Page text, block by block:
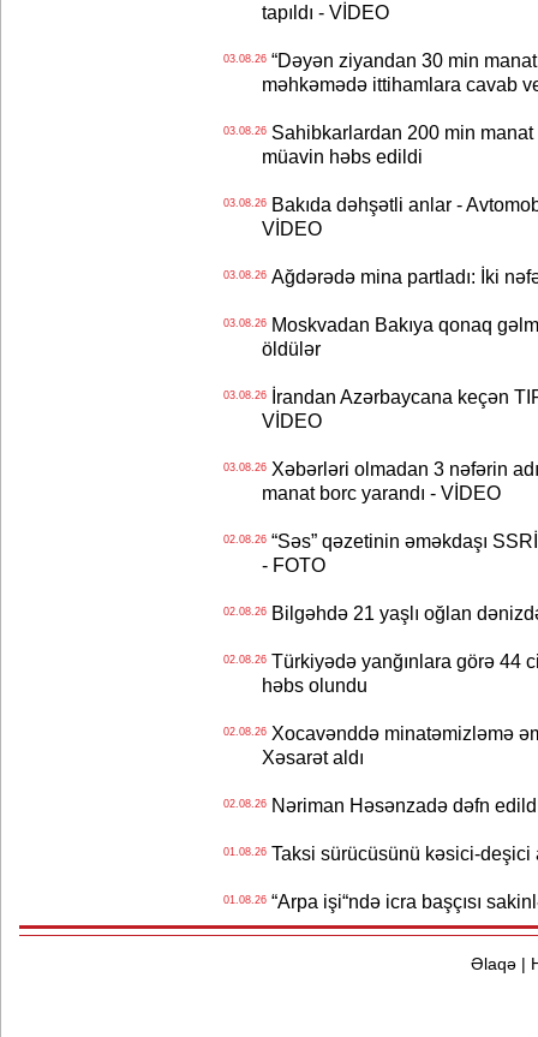
tapıldı - VİDEO
03.08.26“Dəyən ziyandan 30 min
məhkəmədə ittihamlara cavab
03.08.26Sahibkarlardan 200 min manat
müavin həbs edildi
03.08.26Bakıda dəhşətli anlar -
VİDEO
03.08.26Ağdərədə mina partladı: İki
03.08.26Moskvadan Bakıya qonaq
öldülər
03.08.26İrandan Azərbaycana keçən
VİDEO
03.08.26Xəbərləri olmadan 3 nəfərin
manat borc yarandı - VİDEO
02.08.26“Səs” qəzetinin əməkdaşı
- FOTO
02.08.26Bilgəhdə 21 yaşlı oğlan
02.08.26Türkiyədə yanğınlara görə 44
həbs olundu
02.08.26Xocavənddə minatəmizləmə
Xəsarət aldı
02.08.26Nəriman Həsənzadə dəfn
01.08.26Taksi sürücüsünü kəsici-deşici
01.08.26“Arpa işi“ndə icra başçısı
Əlaqə|